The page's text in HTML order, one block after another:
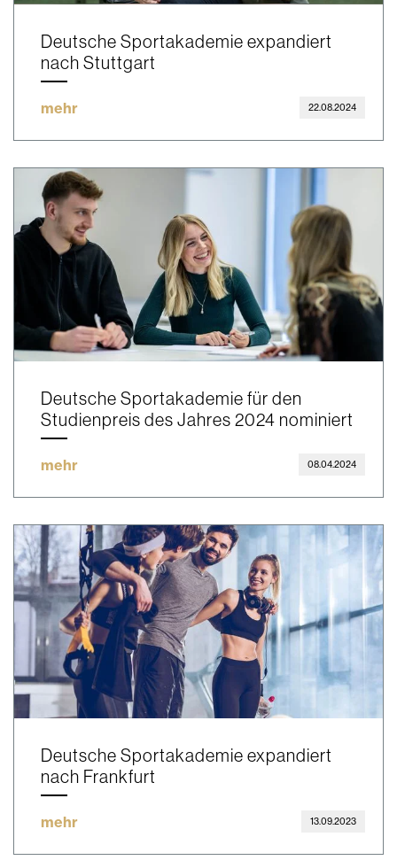
Deutsche Sportakademie expandiert
nach Stuttgart
mehr 22.08.2024
Deutsche Sportakademie für den
Studienpreis des Jahres 2024 nominiert
mehr 08.04.2024
Deutsche Sportakademie expandiert
nach Frankfurt
mehr 13.09.2023